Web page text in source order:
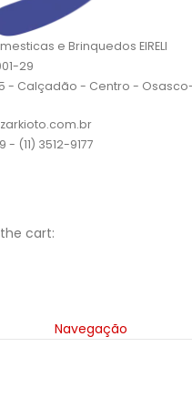
e Brinquedos EIRELI
29
- Calçadão - Centro -
- (11) 3512-9177
cart:
Navegação